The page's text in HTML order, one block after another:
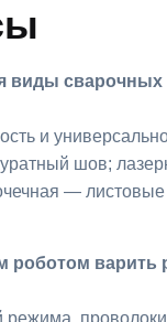
виды сварочных
и
шов;
—
роботом варить
проволоки